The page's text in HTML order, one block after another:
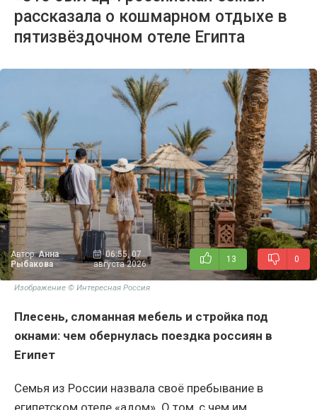
рассказала о кошмарном отдыхе в
пятизвёздочном отеле Египта
Автор:Анна
Рыбакова
06:55, 07
августа 2026
13 0
Изображение © Интересная Россия
Плесень, сломанная мебель и стройка под
окнами: чем обернулась поездка россиян в
Египет
Семья из России назвала своё пребывание в